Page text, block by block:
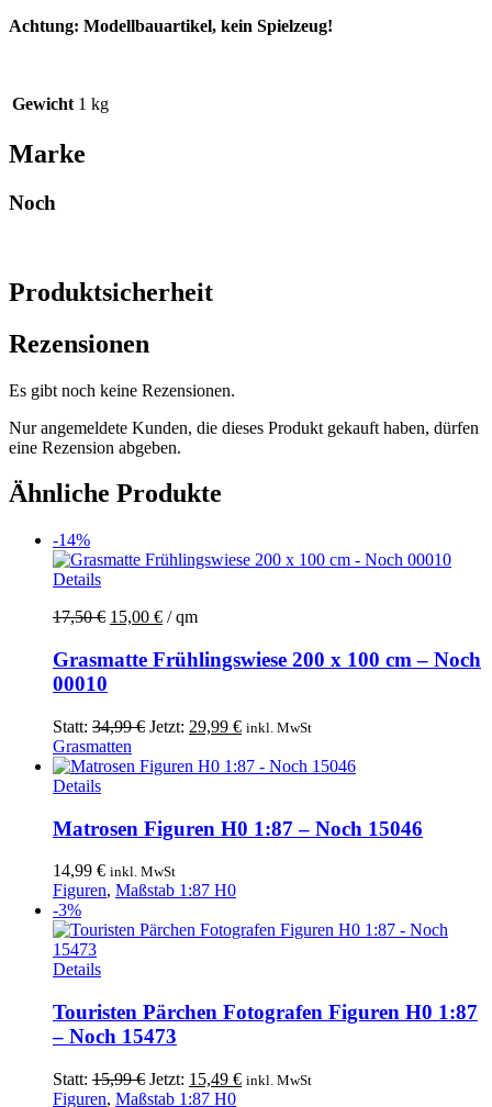
Achtung: Modellbauartikel, kein Spielzeug!
Gewicht 1 kg
Marke
Noch
Produktsicherheit
Rezensionen
Es gibt noch keine Rezensionen.
Nur angemeldete Kunden, die dieses Produkt gekauft haben, dürfen
eine Rezension abgeben.
Ähnliche Produkte
-14%
Details
17,50€ 15,00 € /qm
Grasmatte Frühlingswiese 200 x 100 cm – Noch
00010
Statt: 34,99€ Ursprünglicher
war:
Jetzt: 29,99 €Aktueller
ist:
inkl. MwSt
Grasmatten
Details
Matrosen Figuren H0 1:87 – Noch 15046
14,99 € inkl. MwSt
Figuren, Maßstab 1:87 H0
-3%
Details
Touristen Pärchen Fotografen Figuren H0 1:87
– Noch 15473
Statt: 15,99€ Ursprünglicher
Preis
Jetzt: 15,49 €Aktueller
inkl. MwSt
Figuren, Maßstab 1:87 H0